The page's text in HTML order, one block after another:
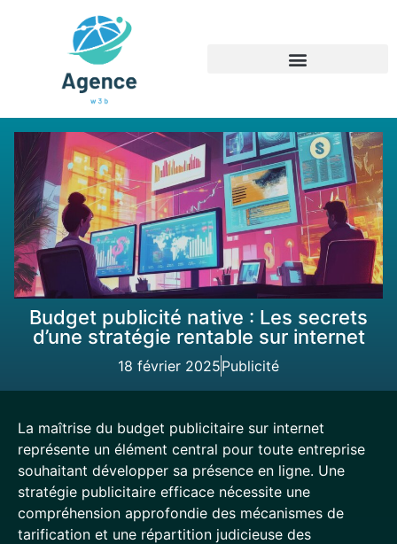
Budget publicité native : Les secrets
d’une stratégie rentable sur internet
18 février 2025Publicité
La maîtrise du budget publicitaire sur internet
représente un élément central pour toute entreprise
souhaitant développer sa présence en ligne. Une
stratégie publicitaire efficace nécessite une
compréhension approfondie des mécanismes de
tarification et une répartition judicieuse des